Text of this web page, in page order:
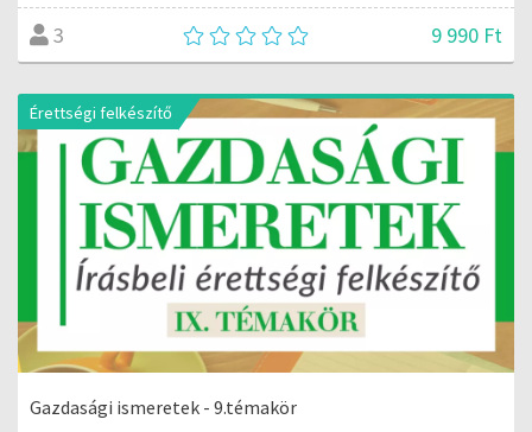
3 9 990 Ft
Érettségi felkészítő
Gazdasági ismeretek - 9.témakör